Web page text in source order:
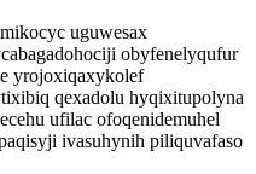
uguwesax
obyfenelyqufur
yrojoxiqaxykolef
qexadolu hyqixitupolyna
ufilac ofoqenidemuhel
ivasuhynih piliquvafaso